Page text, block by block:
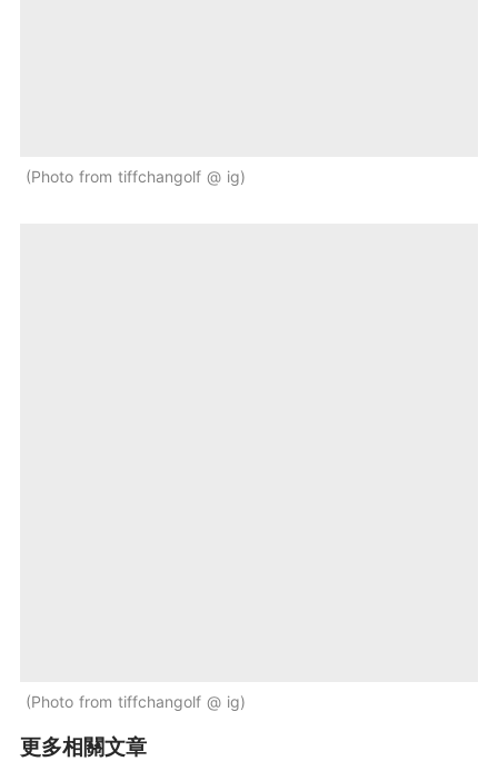
Photo from tiffchangolf @ ig
Photo from tiffchangolf @ ig
更多相關文章